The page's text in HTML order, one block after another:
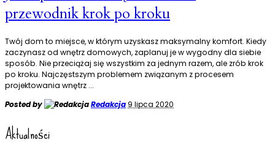
przewodnik krok po kroku
Twój dom to miejsce, w którym uzyskasz maksymalny komfort. Kiedy
zaczynasz od wnętrz domowych, zaplanuj je w wygodny dla siebie
sposób. Nie przeciążaj się wszystkim za jednym razem, ale zrób krok
po kroku. Najczęstszym problemem związanym z procesem
projektowania wnętrz ...
Posted by
Redakcja 9 lipca 2020
Aktualności